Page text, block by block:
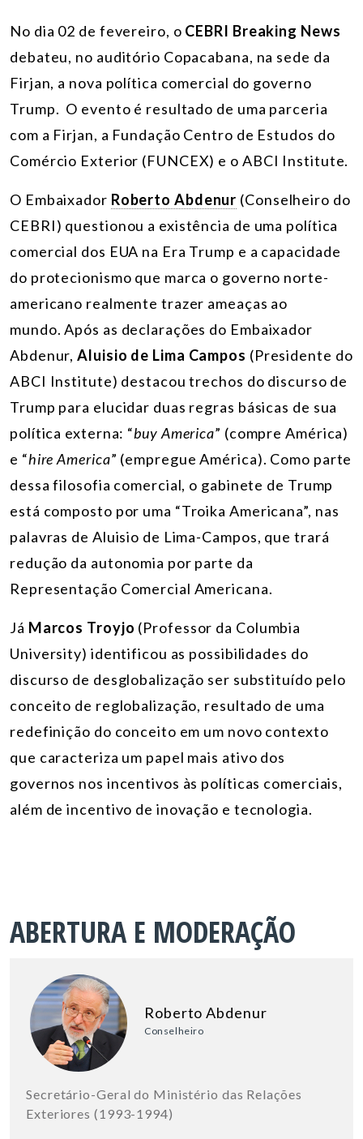
No dia 02 de fevereiro, o CEBRI Breaking News
debateu, no auditório Copacabana, na sede da
Firjan, a nova política comercial do governo
Trump. O evento é resultado de uma parceria
com a Firjan, a Fundação Centro de Estudos do
Comércio Exterior (FUNCEX) e o ABCI Institute.
O Embaixador Roberto Abdenur (Conselheiro do
CEBRI) questionou a existência de uma política
comercial dos EUA na Era Trump e a capacidade
do protecionismo que marca o governo norte-
americano realmente trazer ameaças ao
mundo. Após as declarações do Embaixador
Abdenur,Aluisio de Lima Campos (Presidente do
ABCI Institute) destacou trechos do discurso de
Trump para elucidar duas regras básicas de sua
política externa: “buy America” (compre América)
e “hire America” (empregue América). Como parte
dessa filosofia comercial, o gabinete de Trump
está composto por uma “Troika Americana”, nas
palavras de Aluisio de Lima-Campos, que trará
redução da autonomia por parte da
Representação Comercial Americana.
Já Marcos Troyjo (Professor da Columbia
University) identificou as possibilidades do
discurso de desglobalização ser substituído pelo
conceito de reglobalização, resultado de uma
redefinição do conceito em um novo contexto
que caracteriza um papel mais ativo dos
governos nos incentivos às políticas comerciais,
além de incentivo de inovação e tecnologia.
ABERTURA E MODERAÇÃO
Roberto Abdenur
Conselheiro
Secretário-Geral do Ministério das Relações
Exteriores (1993-1994)